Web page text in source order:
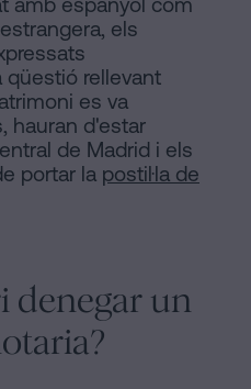
els
qüestió rellevant
es va
hauran d'estar
de Madrid i els
portar la postil·la de
denegar un